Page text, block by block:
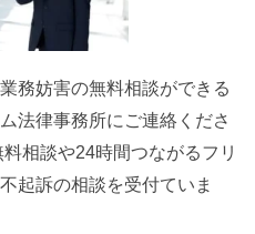
務妨害の無料相談ができる
法律事務所にご連絡くださ
相談や24時間つながるフリ
起訴の相談を受付ていま